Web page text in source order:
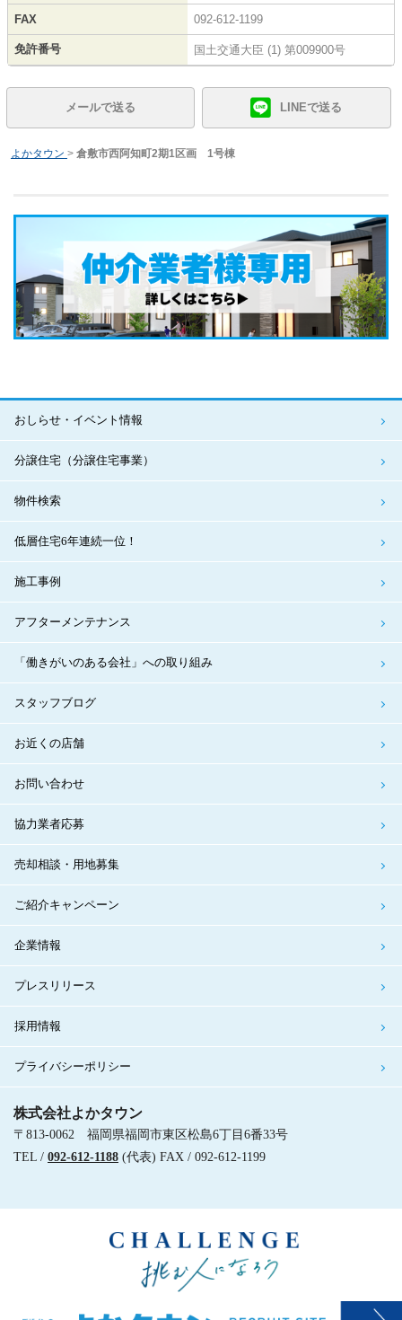
FAX 092-612-1199
免許番号 国土交通大臣 (1) 第009900号
メールで送る LINEで送る
よかタウン > 倉敷市西阿知町2期1区画 1号棟
おしらせ・イベント情報
分譲住宅（分譲住宅事業）
物件検索
低層住宅6年連続一位！
施工事例
アフターメンテナンス
「働きがいのある会社」への取り組み
スタッフブログ
お近くの店舗
お問い合わせ
協力業者応募
売却相談・用地募集
ご紹介キャンペーン
企業情報
プレスリリース
採用情報
プライバシーポリシー
株式会社よかタウン
〒813-0062 福岡県福岡市東区松島6丁目6番33号
TEL / 092-612-1188 (代表) FAX / 092-612-1199